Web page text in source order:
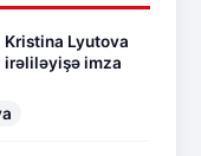
Kristina Lyutova
imza